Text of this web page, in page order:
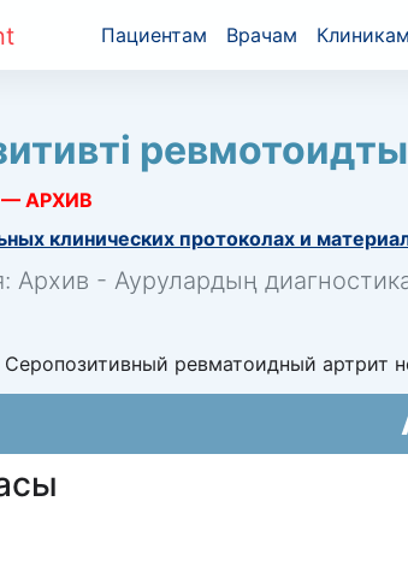
Пациентам Врачам Клиникам
АРХИВ
клинических протоколах и
Архив - Аурулардың
Серопозитивный ревматоидный артрит